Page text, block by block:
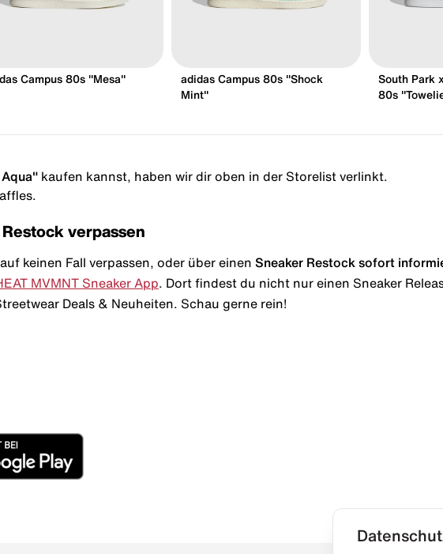
Campus 80s "Mesa"
adidas Campus 80s "Shock
Mint"
South Park
80s
kaufen kannst, haben wir dir oben in der Storelist verlinkt.
verpassen
auf keinen Fall verpassen, oder über einen Sneaker Restock sofort
MVMNT Sneaker App . Dort findest du nicht nur einen Sneaker
Deals & Neuheiten. Schau gerne rein!